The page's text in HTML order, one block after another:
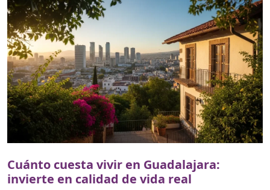
Cuánto cuesta vivir en Guadalajara:
invierte en calidad de vida real